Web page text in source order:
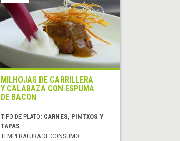
MILHOJAS DE CARRILLERA
Y CALABAZA CON ESPUMA
DE BACON
TIPO DE PLATO: CARNES, PINTXOS Y
TAPAS
TEMPERATURA DE CONSUMO: